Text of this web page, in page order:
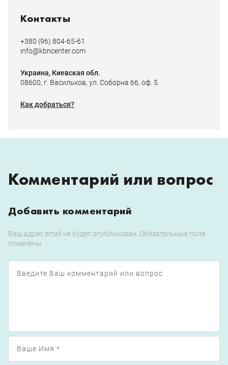
Контакты
+380 (96) 804-65-61
info@kbncenter.com
Украина, Киевская обл.
08600, г. Васильков, ул. Соборна 66, оф. 5
Как добраться?
Комментарий или вопрос
Добавить комментарий
Ваш адрес email не будет опубликован. Обязательные поля
помечены